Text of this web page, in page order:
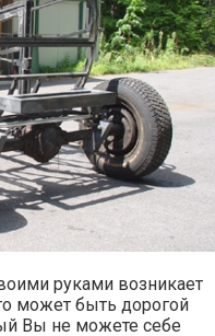
рука­ми воз­ни­ка­ет
может быть доро­гой
Вы не може­те себе